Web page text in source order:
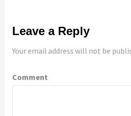
Leave a Reply
Your email address will not be
Comment